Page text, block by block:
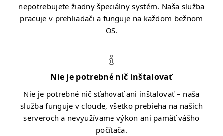
nepotrebujete žiadny špeciálny systém. Naša služba
pracuje v prehliadači a funguje na každom bežnom
OS.
Nie je potrebné nič inštalovať
Nie je potrebné nič sťahovať ani inštalovať – naša
služba funguje v cloude, všetko prebieha na našich
serveroch a nevyužívame výkon ani pamäť vášho
počítača.